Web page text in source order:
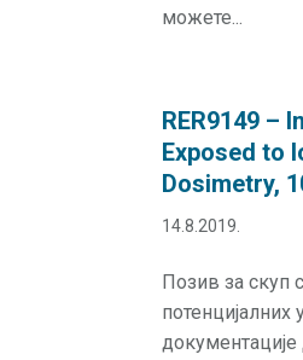
можете...
RER9149 –
Exposed to
Dosimetry,
14.8.2019.
Позив за скуп